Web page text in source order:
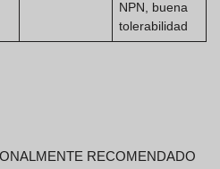
NPN, buena
tolerabilidad
RECOMENDADO